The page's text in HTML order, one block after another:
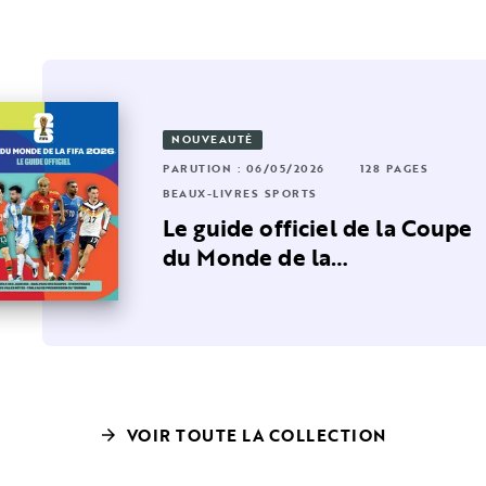
PAGES
la
: 02/07/2025
LIVRES SPORTS
Paris !
NOUVEAUTÉ
PARUTION : 06/05/2026
128 PAGES
BEAUX-LIVRES SPORTS
Le guide officiel de la Coupe
du Monde de la…
arrow_forward VOIR TOUTE LA COLLECTION